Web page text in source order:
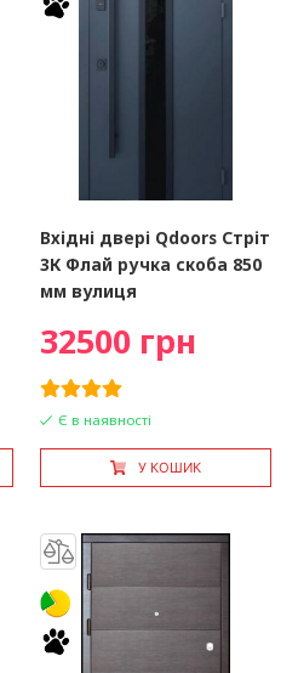
Вхідні двері Qdoors Стріт
3К Флай ручка скоба 850
мм вулиця
32500 грн
Є в наявності
У КОШИК